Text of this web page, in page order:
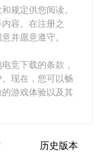
规定供您阅读。
容。在注册之
并愿意遵守。
竞下载的条款，
现在，您可以畅
游戏体验以及其
历史版本